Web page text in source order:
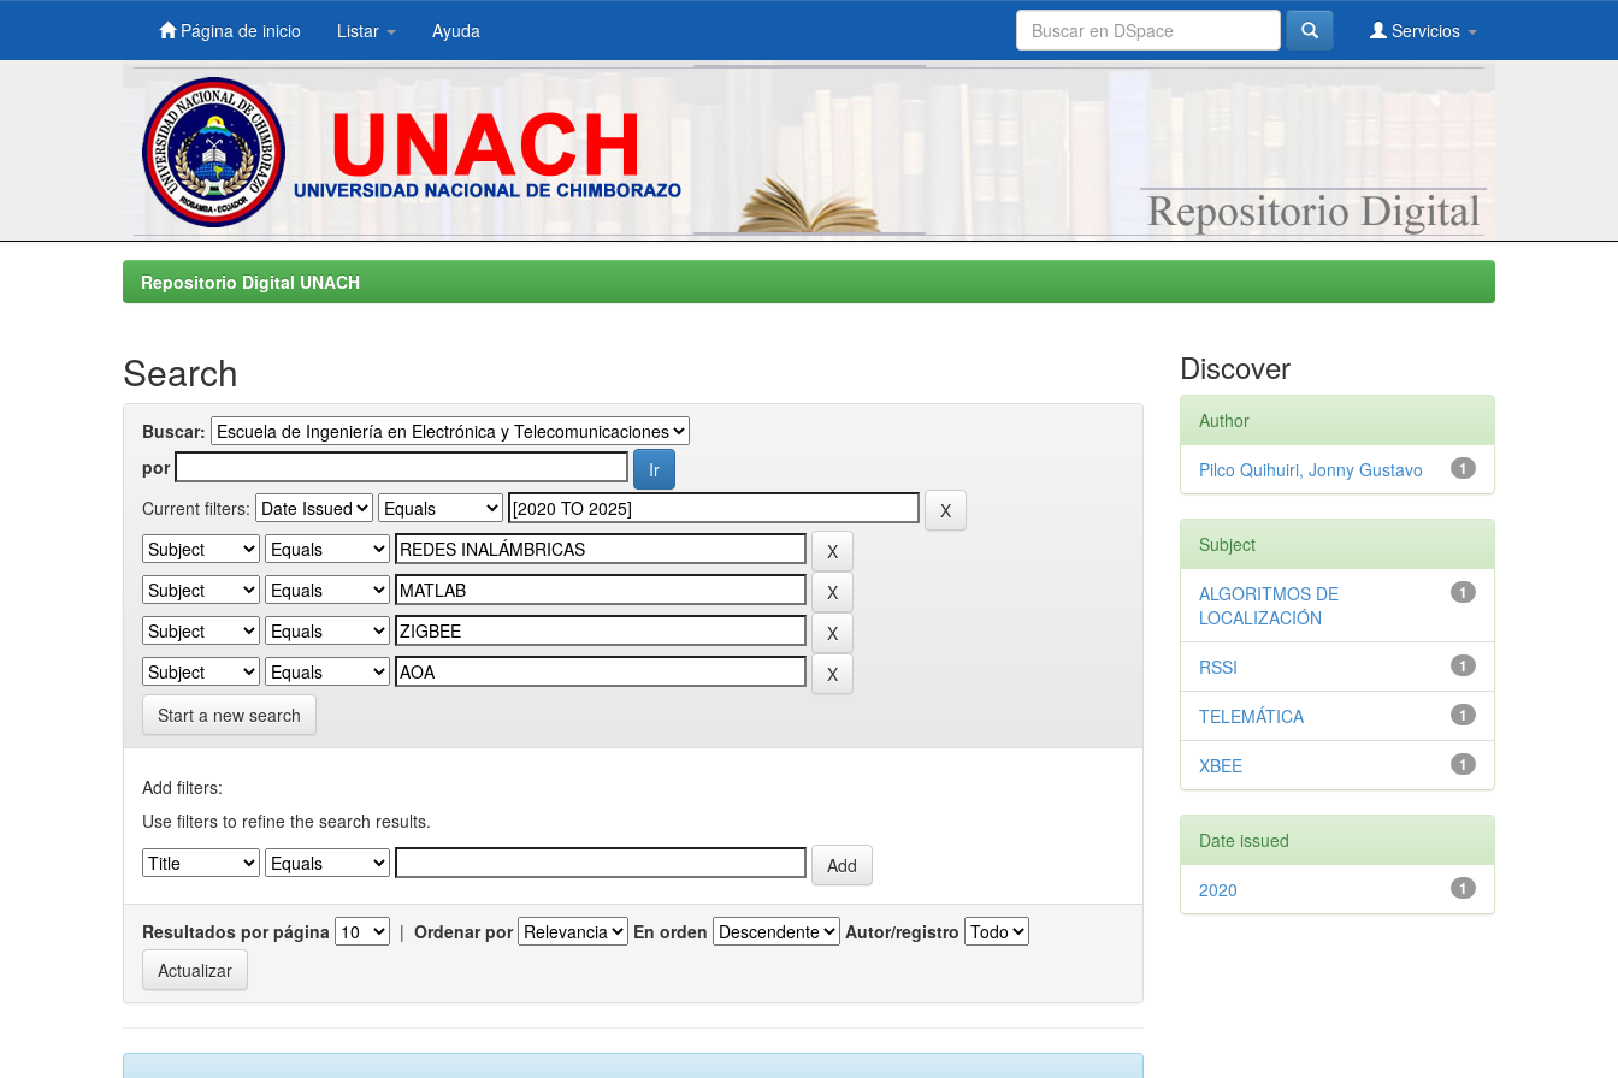
Skip
Página de inicio Listar Ayuda Servicios
Repositorio Digital UNACH
Search
Buscar:
por
Current filters:
Start a new search
Add filters:
Use filters to refine the search results.
Resultados por página | Ordenar por En orden Autor/registro
Discover
Author
1
Pilco Quihuiri, Jonny Gustavo
Subject
1
ALGORITMOS DE
LOCALIZACIÓN
1
RSSI
1
TELEMÁTICA
1
XBEE
Date issued
1
2020